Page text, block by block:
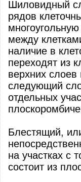
Шиловидный
рядов
между
наличие в
переходят из
верхних слоев
следующий
отдельных
Блестящий,
на участках с
состоит из